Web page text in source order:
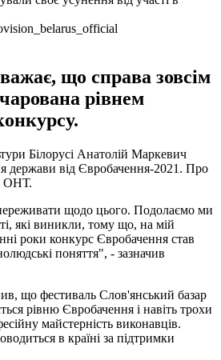
що справа зовсім
рівнем
Білорусі Анатолій Маркевич
держави від Євробачення-2021. Про
ОНТ.
щодо цього. Подолаємо ми
які виникли, тому що, на мій
роки конкурс Євробачення став
поняття", - зазначив
що фестиваль Слов'янський базар
рівню Євробачення і навіть трохи
майстерність виконавців.
в країні за підтримки